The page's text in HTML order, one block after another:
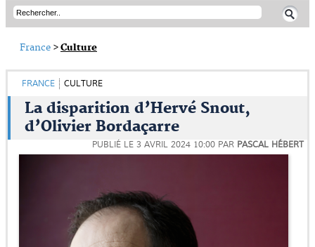
France >Culture
FRANCE CULTURE
La disparition d’Hervé Snout,
d’Olivier Bordaçarre
PUBLIÉ LE 3 AVRIL 2024 10:00 PAR PASCAL HÉBERT